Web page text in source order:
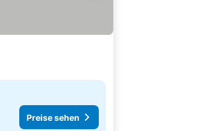
Preise sehen